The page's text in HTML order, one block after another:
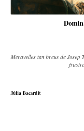
Meravelles tan breus de
Júlia Bacardit